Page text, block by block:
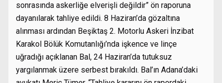
sonrasında askerliğe elverişli değildir” ön raporuna
dayanılarak tahliye edildi. 8 Haziran’da gözaltına
alınması ardından Beşiktaş 2. Motorlu Askeri İnzibat
Karakol Bölük Komutanlığı’nda işkence ve linçe
uğradığı açıklanan Bal, 24 Haziran’da tutuksuz
yargılanmak üzere serbest bırakıldı. Bal’ın Adana’daki